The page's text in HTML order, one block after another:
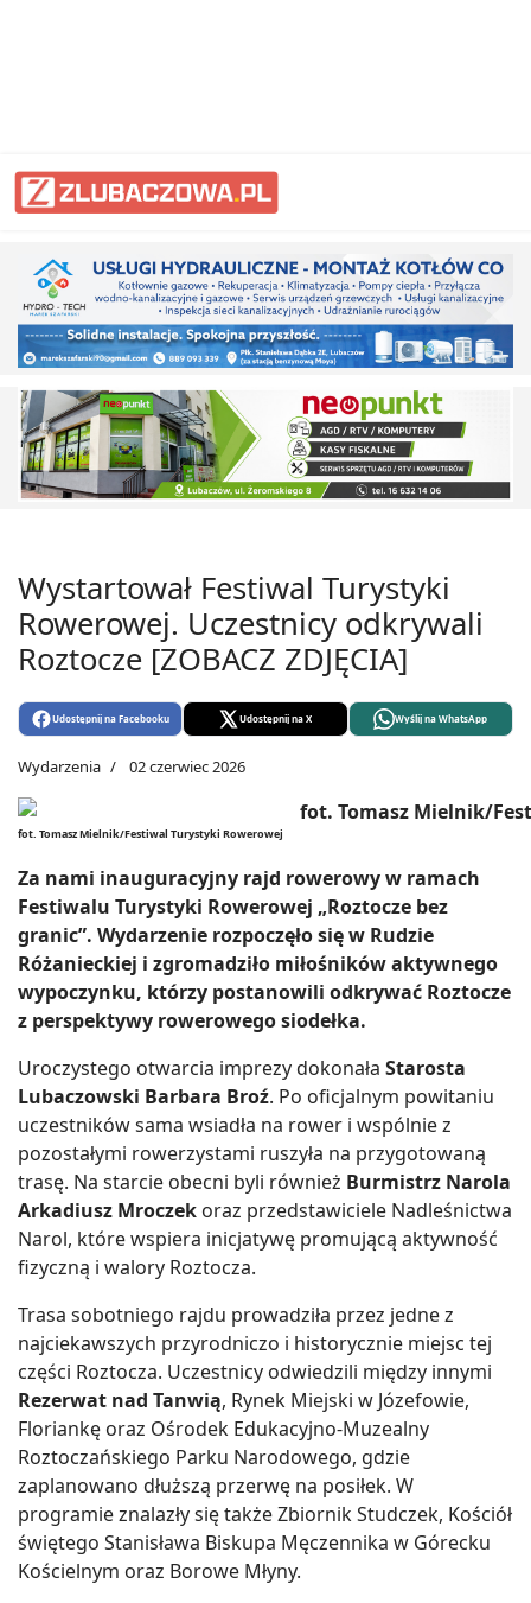
Wystartował Festiwal Turystyki
Rowerowej. Uczestnicy odkrywali
Roztocze [ZOBACZ ZDJĘCIA]
Udostępnij na Facebooku Udostępnij na X Wyślij na WhatsApp
Wydarzenia 02 czerwiec 2026
fot. Tomasz Mielnik/Festiwal Turystyki Rowerowej
Za nami inauguracyjny rajd rowerowy w ramach
Festiwalu Turystyki Rowerowej „Roztocze bez
granic”. Wydarzenie rozpoczęło się w Rudzie
Różanieckiej i zgromadziło miłośników aktywnego
wypoczynku, którzy postanowili odkrywać Roztocze
z perspektywy rowerowego siodełka.
Uroczystego otwarcia imprezy dokonała Starosta
Lubaczowski Barbara Broź. Po oficjalnym powitaniu
uczestników sama wsiadła na rower i wspólnie z
pozostałymi rowerzystami ruszyła na przygotowaną
trasę. Na starcie obecni byli również Burmistrz Narola
Arkadiusz Mroczek oraz przedstawiciele Nadleśnictwa
Narol, które wspiera inicjatywę promującą aktywność
fizyczną i walory Roztocza.
Trasa sobotniego rajdu prowadziła przez jedne z
najciekawszych przyrodniczo i historycznie miejsc tej
części Roztocza. Uczestnicy odwiedzili między innymi
Rezerwat nad Tanwią, Rynek Miejski w Józefowie,
Floriankę oraz Ośrodek Edukacyjno-Muzealny
Roztoczańskiego Parku Narodowego, gdzie
zaplanowano dłuższą przerwę na posiłek. W
programie znalazły się także Zbiornik Studczek, Kościół
świętego Stanisława Biskupa Męczennika w Górecku
Kościelnym oraz Borowe Młyny.